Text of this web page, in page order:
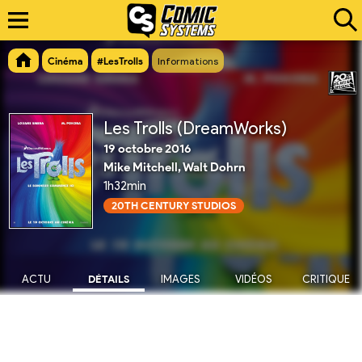
Cinéma #LesTrolls Informations
Les Trolls (DreamWorks)
19 octobre 2016
Mike Mitchell, Walt Dohrn
1h32min
20TH CENTURY STUDIOS
ACTU DÉTAILS IMAGES VIDÉOS CRITIQUE